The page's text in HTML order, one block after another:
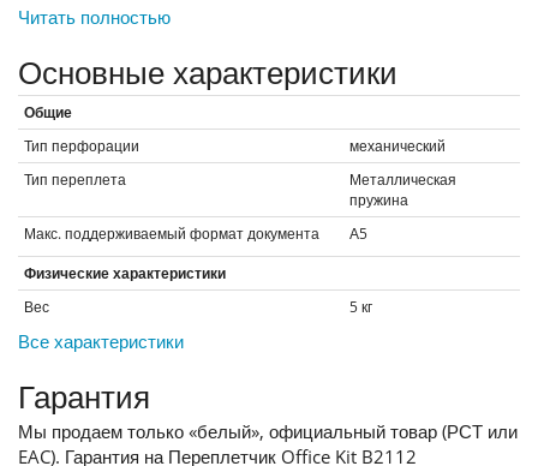
Читать полностью
Основные характеристики
Общие
Тип перфорации
механический
Тип переплета
Металлическая
пружина
Макс. поддерживаемый формат документа
А5
Физические характеристики
Вес
5кг
Все характеристики
Гарантия
Мы продаем только «белый», официальный товар (РСТ или
EAC). Гарантия на Переплетчик Office Kit B2112